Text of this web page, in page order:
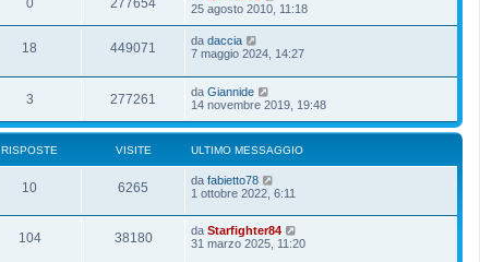
0 277654
25 agosto 2010, 11:18
18 449071 da daccia
7 maggio 2024, 14:27
3 277261 da Giannide
14 novembre 2019, 19:48
RISPOSTE VISITE ULTIMO MESSAGGIO
10 6265 da fabietto78
1 ottobre 2022, 6:11
104 38180 da Starfighter84
31 marzo 2025, 11:20